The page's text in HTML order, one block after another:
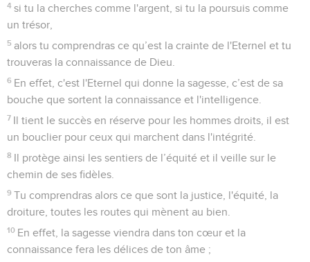
4 si tu la cherches comme l'argent, si tu la poursuis comme
un trésor,
5 alors tu comprendras ce qu’est la crainte de l'Eternel et tu
trouveras la connaissance de Dieu.
6 En effet, c'est l'Eternel qui donne la sagesse, c’est de sa
bouche que sortent la connaissance et l'intelligence.
7 Il tient le succès en réserve pour les hommes droits, il est
un bouclier pour ceux qui marchent dans l'intégrité.
8 Il protège ainsi les sentiers de l’équité et il veille sur le
chemin de ses fidèles.
9 Tu comprendras alors ce que sont la justice, l'équité, la
droiture, toutes les routes qui mènent au bien.
10 En effet, la sagesse viendra dans ton cœur et la
connaissance fera les délices de ton âme ;